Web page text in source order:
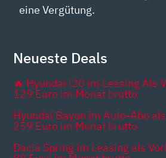
eine Vergütung.
Neueste Deals
🔥 Hyundai i20 im Leasing Als
129 Euro im Monat brutto
Hyundai Bayon im Auto-Abo
259 Euro im Monat brutto
Dacia Spring im Leasing als